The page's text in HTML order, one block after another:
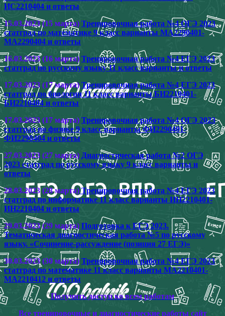
ИС2210404 и ответы
15.03.2023 (15 марта) Тренировочная работа №4 ОГЭ 2023
статград по математике 9 класс варианты МА2290401-
МА2290404 и ответы
16.03.2023 (16 марта) Тренировочная работа №4 ЕГЭ 2023
статград по русскому языку 11 класс варианты и ответы
17.03.2023 (17 марта) Тренировочная работа №4 ЕГЭ 2023
статград по биологии 11 класс варианты БИ2210401-
БИ2210404 и ответы
17.03.2023 (17 марта) Тренировочная работа №4 ОГЭ 2023
статград по физике 9 класс варианты ФИ2290401-
ФИ2290404 и ответы
27.03.2023 (27 марта) Диагностическая работа №2 ОГЭ
2023 статград по русскому языку 9 класс варианты и
ответы
28.03.2023 (28 марта)Тренировочная работа №4 ЕГЭ 2023
статград по информатике 11 класс варианты ИН2210401-
ИН2210404 и ответы
29.03.2023 (29 марта) Подготовка к ЕГЭ 2023.
Тематическая диагностическая работа №5 по русскому
языку. «Сочинение-рассуждение (позиция 27 ЕГЭ)»
30.03.2023 (30 марта) Тренировочная работа №4 ЕГЭ 2023
статград по математике 11 класс варианты МА2210401-
МА2210412 и ответы
Получить доступ ко всем работам
Все тренировочные и диагностические работы сайт